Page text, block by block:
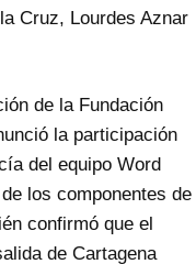
Cruz, Lourdes Aznar
de la Fundación
la participación
del equipo Word
los componentes de
confirmó que el
de Cartagena